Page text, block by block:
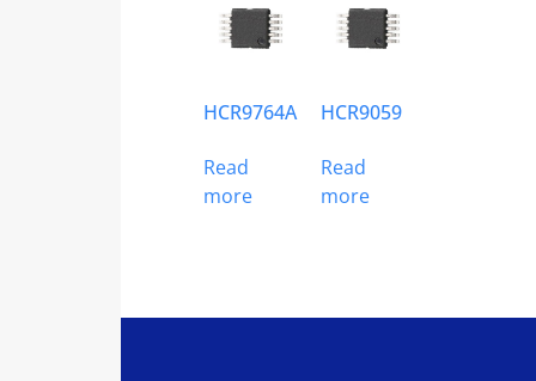
HCR9764A
Read
more
HCR9059
Read
more